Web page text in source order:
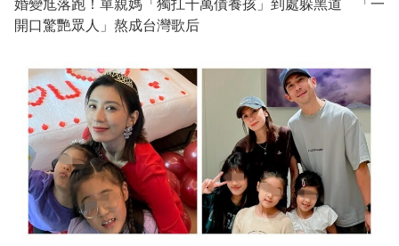
婚變尪落跑！單親媽「獨扛千萬債養孩」到處躲黑道 「一
開口驚艷眾人」熬成台灣歌后